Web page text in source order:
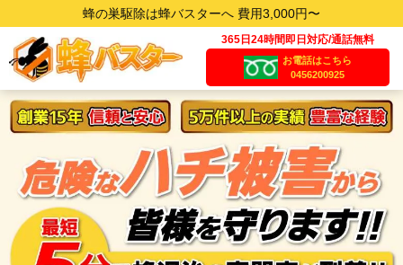
蜂の巣駆除は蜂バスターへ 費用3,000円〜
365日24時間即日対応/通話無料
お電話はこちら
0456200925